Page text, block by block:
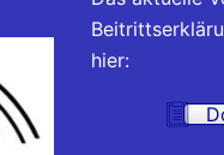
hier: